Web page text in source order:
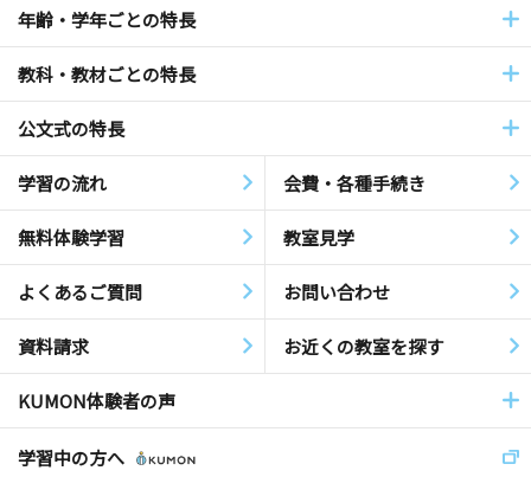
年齢・学年ごとの特長
教科・教材ごとの特長
公文式の特長
学習の流れ 会費・各種手続き
無料体験学習 教室見学
よくあるご質問 お問い合わせ
資料請求 お近くの教室を探す
KUMON体験者の声
学習中の方へ